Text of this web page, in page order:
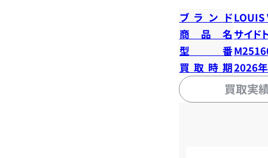
ブランドLOUIS
商品名 サイド
型番
買取時期2026
買取実